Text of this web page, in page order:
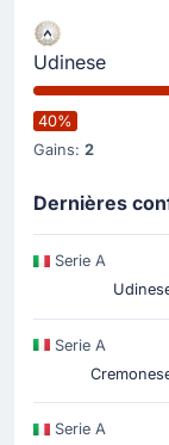
Udinese
40%
Gains: 2
Dernières
Serie A
Serie A
Serie A